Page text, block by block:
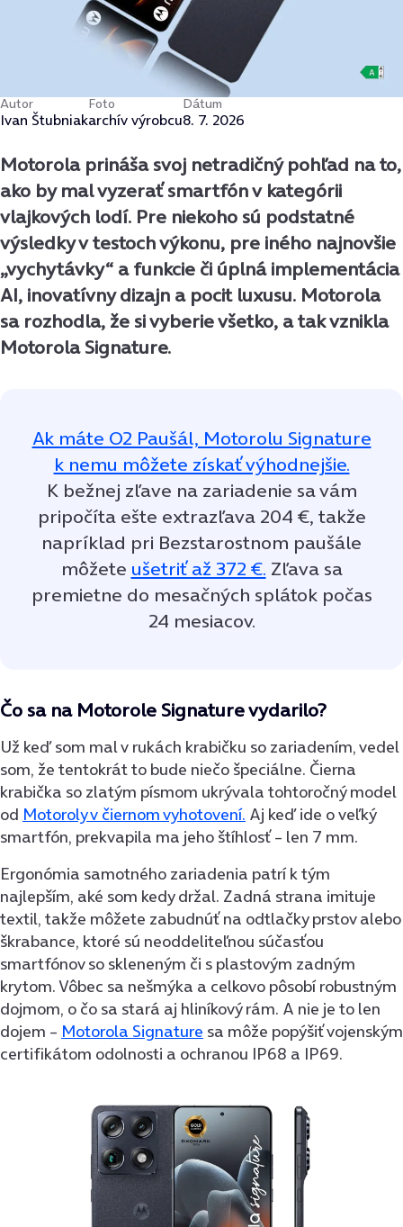
Autor
Ivan Štubniak
Foto
archív výrobcu
Dátum
8. 7. 2026
Motorola prináša svoj netradičný pohľad na to,
ako by mal vyzerať smartfón v kategórii
vlajkových lodí. Pre niekoho sú podstatné
výsledky v testoch výkonu, pre iného najnovšie
„vychytávky“ a funkcie či úplná implementácia
AI, inovatívny dizajn a pocit luxusu. Motorola
sa rozhodla, že si vyberie všetko, a tak vznikla
Motorola Signature.
Ak máte O2 Paušál, Motorolu Signature
k nemu môžete získať výhodnejšie.
K bežnej zľave na zariadenie sa vám
pripočíta ešte extrazľava 204 €, takže
napríklad pri Bezstarostnom paušále
môžete ušetriť až 372 €. Zľava sa
premietne do mesačných splátok počas
24 mesiacov.
Čo sa na Motorole Signature vydarilo?
Už keď som mal v rukách krabičku so zariadením, vedel
som, že tentokrát to bude niečo špeciálne. Čierna
krabička so zlatým písmom ukrývala tohtoročný model
od Motoroly v čiernom vyhotovení. Aj keď ide o veľký
smartfón, prekvapila ma jeho štíhlosť – len 7 mm.
Ergonómia samotného zariadenia patrí k tým
najlepším, aké som kedy držal. Zadná strana imituje
textil, takže môžete zabudnúť na odtlačky prstov alebo
škrabance, ktoré sú neoddeliteľnou súčasťou
smartfónov so skleneným či s plastovým zadným
krytom. Vôbec sa nešmýka a celkovo pôsobí robustným
dojmom, o čo sa stará aj hliníkový rám. A nie je to len
dojem – Motorola Signature sa môže popýšiť vojenským
certifikátom odolnosti a ochranou IP68 a IP69.